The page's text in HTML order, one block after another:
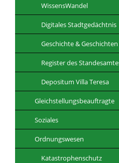
WissensWandel
Digitales Stadtgedächtnis
Geschichte & Geschichten
Register des
Depositum Villa Teresa
Gleichstellungsbeauftragte
Soziales
Ordnungswesen
Katastrophenschutz